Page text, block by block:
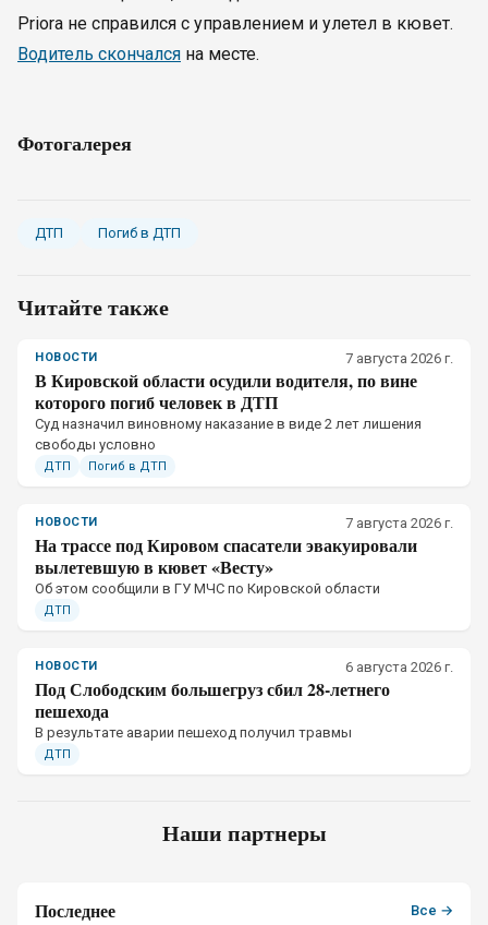
Priora не справился с управлением и улетел в кювет.
Водитель скончался на месте.
Фотогалерея
ДТП Погиб в ДТП
Читайте также
НОВОСТИ 7 августа 2026 г.
В Кировской области осудили водителя, по вине
которого погиб человек в ДТП
Суд назначил виновному наказание в виде 2 лет лишения
свободы условно
ДТП Погиб в ДТП
НОВОСТИ 7 августа 2026 г.
На трассе под Кировом спасатели эвакуировали
вылетевшую в кювет «Весту»
Об этом сообщили в ГУ МЧС по Кировской области
ДТП
НОВОСТИ 6 августа 2026 г.
Под Слободским большегруз сбил 28-летнего
пешехода
В результате аварии пешеход получил травмы
ДТП
Наши партнеры
Последнее Все →